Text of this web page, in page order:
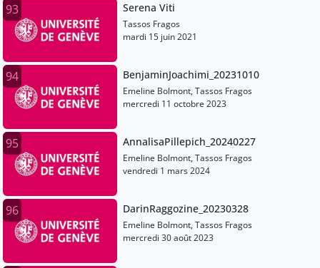
93 Serena Viti
Tassos Fragos
mardi 15 juin 2021
94 BenjaminJoachimi_20231010
Emeline Bolmont, Tassos Fragos
mercredi 11 octobre 2023
95 AnnalisaPillepich_20240227
Emeline Bolmont, Tassos Fragos
vendredi 1 mars 2024
96 DarinRaggozine_20230328
Emeline Bolmont, Tassos Fragos
mercredi 30 août 2023